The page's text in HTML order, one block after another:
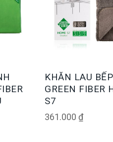
KHĂN LAU BẾP
GREEN FIBER
S7
361.000 ₫